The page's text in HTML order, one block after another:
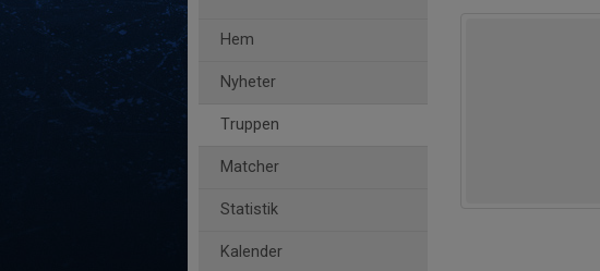
Hem
Nyheter
Truppen
Matcher
Statistik
Kalender